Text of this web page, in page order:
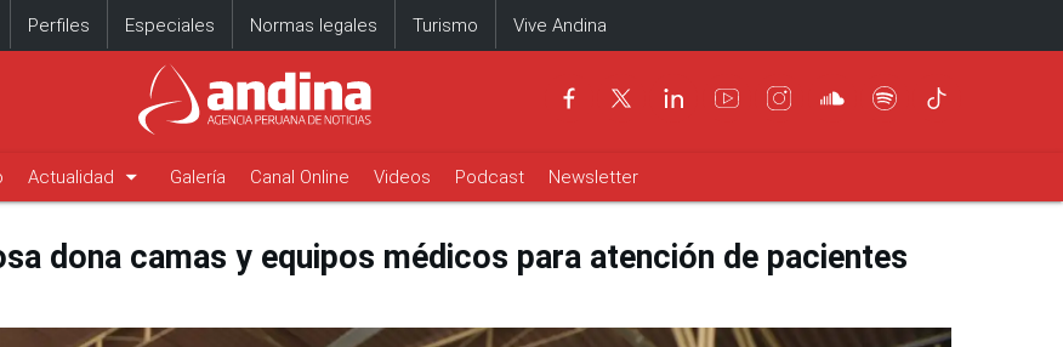
Perfiles Especiales Normas legales Turismo Vive Andina
Actualidad arrow_drop_down Galería Canal Online Videos Podcast Newsletter
dona camas y equipos médicos para atención de pacientes